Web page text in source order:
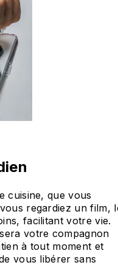
cuisine, que vous
regardiez un film,
facilitant votre vie.
votre compagnon
à tout moment et
vous libérer sans